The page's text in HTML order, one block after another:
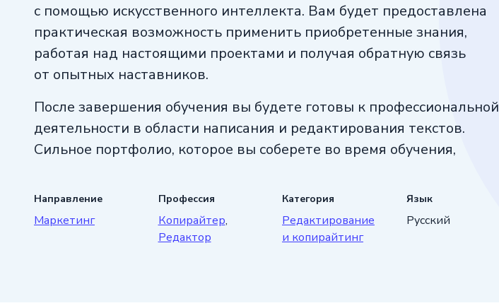
с помощью искусственного интеллекта. Вам будет предоставлена
практическая возможность применить приобретенные знания,
работая над настоящими проектами и получая обратную связь
от опытных наставников.
После завершения обучения вы будете готовы к профессиональной
деятельности в области написания и редактирования текстов.
Сильное портфолио, которое вы соберете во время обучения,
работу на фрилансе.
Направление
Маркетинг
Профессия
Копирайтер,
Редактор
Категория
Редактирование
и копирайтинг
Язык
Русский